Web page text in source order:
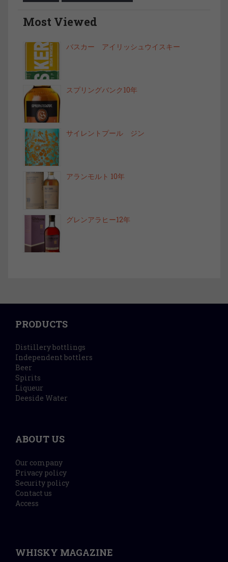
Most Viewed
バスカー アイリッシュウイスキー
スプリングバンク10年
サイレントプール ジン
アランモルト 10年
グレンアラヒー12年
PRODUCTS
Distillery bottlings
Independent bottlers
Beer
Spirits
Liqueur
Deeside Water
ABOUT US
Our company
Privacy policy
Security policy
Contact us
Access
WHISKY MAGAZINE